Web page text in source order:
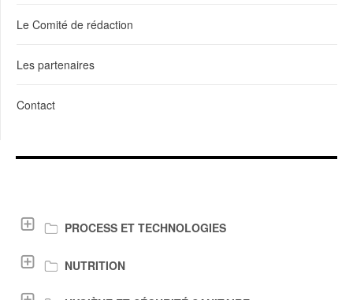
Le Comité de rédaction
Les partenaires
Contact
PROCESS ET TECHNOLOGIES
NUTRITION